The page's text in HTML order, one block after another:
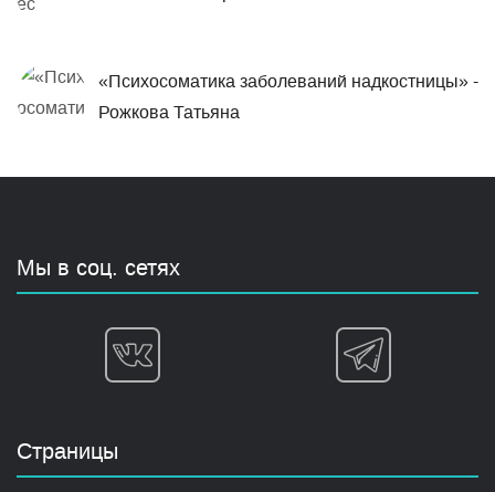
«Психосоматика заболеваний надкостницы» -
Рожкова Татьяна
Мы в соц. сетях
Страницы